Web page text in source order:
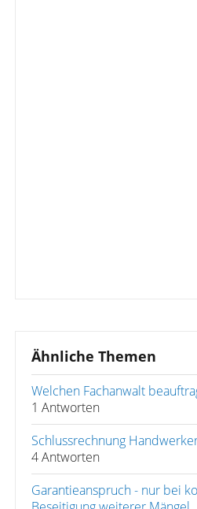
Ähnliche Themen
Welchen Fachanwalt
1 Antworten
Schlussrechnung
4 Antworten
Garantieanspruch - nur bei